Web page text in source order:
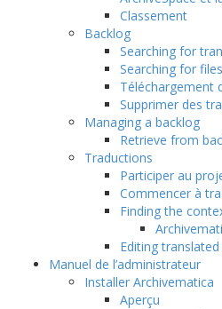
Classement
Backlog
Searching for
Searching for files
Téléchargement
Supprimer des
Managing a backlog
Retrieve from
Traductions
Participer au
Commencer à
Finding the
Editing
Manuel de l’administrateur
Installer Archivematica
Aperçu